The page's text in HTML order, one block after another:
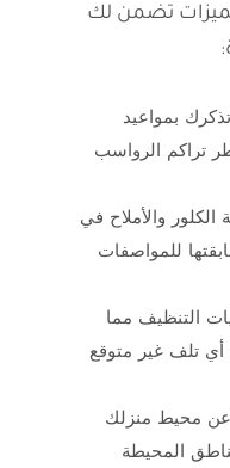
تضمن لك
بمواعيد
تراكم الرواسب
والأملاح في
للمواصفات
التنظيف مما
تلف غير متوقع
عن محيط منزلك
المحيطة